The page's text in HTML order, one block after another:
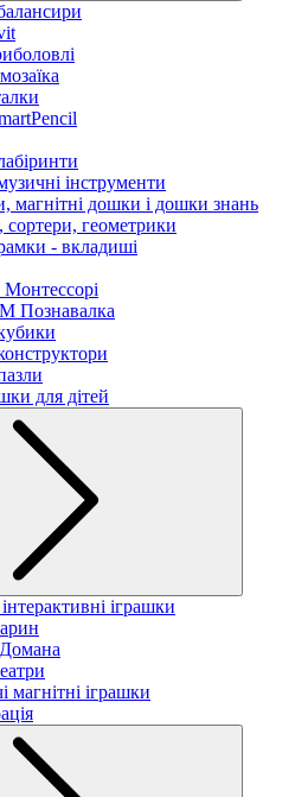
інструменти
магнітні дошки і дошки знань
сортери, геометрики
- вкладиші
Познавалка
для дітей
іграшки
магнітні іграшки